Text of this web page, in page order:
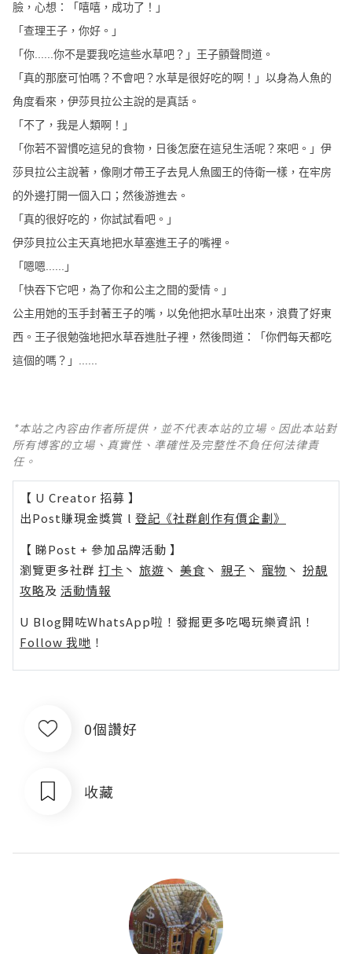
臉，心想：「嘻嘻，成功了！」
「查理王子，你好。」
「你......你不是要我吃這些水草吧？」王子顫聲問道。
「真的那麼可怕嗎？不會吧？水草是很好吃的啊！」以身為人魚的
角度看來，伊莎貝拉公主說的是真話。
「不了，我是人類啊！」
「你若不習慣吃這兒的食物，日後怎麼在這兒生活呢？來吧。」伊
莎貝拉公主說著，像剛才帶王子去見人魚國王的侍衛一樣，在牢房
的外邊打開一個入口；然後游進去。
「真的很好吃的，你試試看吧。」
伊莎貝拉公主天真地把水草塞進王子的嘴裡。
「嗯嗯......」
「快吞下它吧，為了你和公主之間的愛情。」
公主用她的玉手封著王子的嘴，以免他把水草吐出來，浪費了好東
西。 王子很勉強地把水草吞進肚子裡，然後問道：「你們每天都吃
這個的嗎？」......
*本站之內容由作者所提供，並不代表本站的立場。因此本站對
所有博客的立場、真實性、準確性及完整性不負任何法律責
任。
【 U Creator 招募 】
出Post賺現金獎賞 l 登記《社群創作有價企劃》
【 睇Post + 參加品牌活動 】
瀏覽更多社群 打卡 丶 旅遊 丶 美食 丶 親子 丶 寵物 丶 扮靚
攻略及 活動情報
U Blog開咗WhatsApp啦！發掘更多吃喝玩樂資訊！
Follow 我哋 ！
0個讚好
收藏